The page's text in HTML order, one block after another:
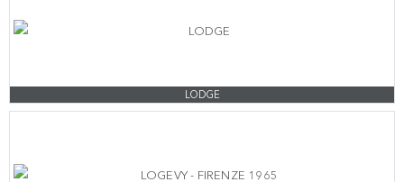
LODGE